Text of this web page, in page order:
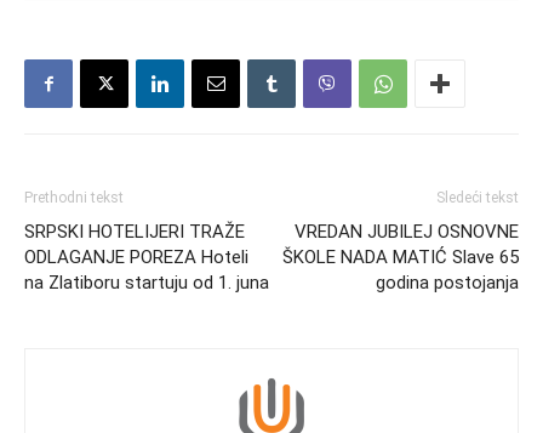
Prethodni tekst
SRPSKI HOTELIJERI TRAŽE
ODLAGANJE POREZA Hoteli
na Zlatiboru startuju od 1. juna
Sledeći tekst
VREDAN JUBILEJ OSNOVNE
ŠKOLE NADA MATIĆ Slave 65
godina postojanja